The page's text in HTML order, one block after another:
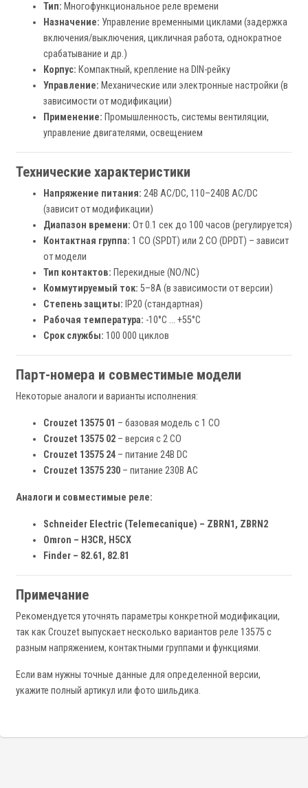
Тип: Многофункциональное реле времени
Назначение: Управление временными циклами (задержка
включения/выключения, цикличная работа, однократное
срабатывание и др.)
Корпус: Компактный, крепление на DIN-рейку
Управление: Механические или электронные настройки (в
зависимости от модификации)
Применение: Промышленность, системы вентиляции,
управление двигателями, освещением
Технические характеристики
Напряжение питания: 24В AC/DC, 110–240В AC/DC
(зависит от модификации)
Диапазон времени: От 0.1 сек до 100 часов (регулируется)
Контактная группа: 1 CO (SPDT) или 2 CO (DPDT) – зависит
от модели
Тип контактов: Перекидные (NO/NC)
Коммутируемый ток: 5–8А (в зависимости от версии)
Степень защиты: IP20 (стандартная)
Рабочая температура: -10°C … +55°C
Срок службы: 100 000 циклов
Парт-номера и совместимые модели
Некоторые аналоги и варианты исполнения:
Crouzet 13575 01 – базовая модель с 1 CO
Crouzet 13575 02 – версия с 2 CO
Crouzet 13575 24 – питание 24В DC
Crouzet 13575 230 – питание 230В AC
Аналоги и совместимые реле:
Schneider Electric (Telemecanique) – ZBRN1, ZBRN2
Omron – H3CR, H5CX
Finder – 82.61, 82.81
Примечание
Рекомендуется уточнять параметры конкретной модификации,
так как Crouzet выпускает несколько вариантов реле 13575 с
разным напряжением, контактными группами и функциями.
Если вам нужны точные данные для определенной версии,
укажите полный артикул или фото шильдика.